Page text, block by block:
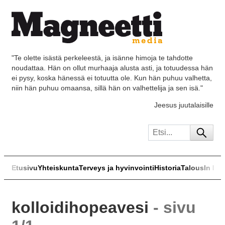
"Te olette isästä perkeleestä, ja isänne himoja te tahdotte
noudattaa. Hän on ollut murhaaja alusta asti, ja totuudessa hän
ei pysy, koska hänessä ei totuutta ole. Kun hän puhuu valhetta,
niin hän puhuu omaansa, sillä hän on valhettelija ja sen isä."
Jeesus juutalaisille
EtusivuYhteiskuntaTerveys ja hyvinvointiHistoriaTalousIn
kolloidihopeavesi - sivu